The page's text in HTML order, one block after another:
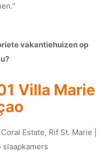
vakantiehuizen op
Villa Marie
Estate, Rif St. Marie |